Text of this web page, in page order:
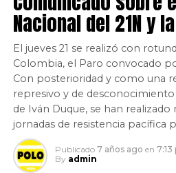
Nacional del 21N y
El jueves 21 se realizó con
Colombia, el Paro convocado
Con posterioridad y como una
represivo y de
de Iván Duque, se han
jornadas de resistencia pacífica
Publicado 7 años ago en 7:13
By admin